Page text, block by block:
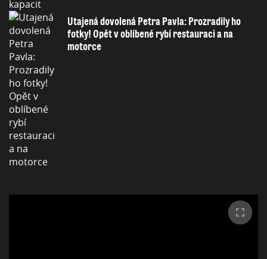
Utajená dovolená Petra Pavla: Prozradily ho
fotky! Opět v oblíbené rybí restauraci a na
motorce